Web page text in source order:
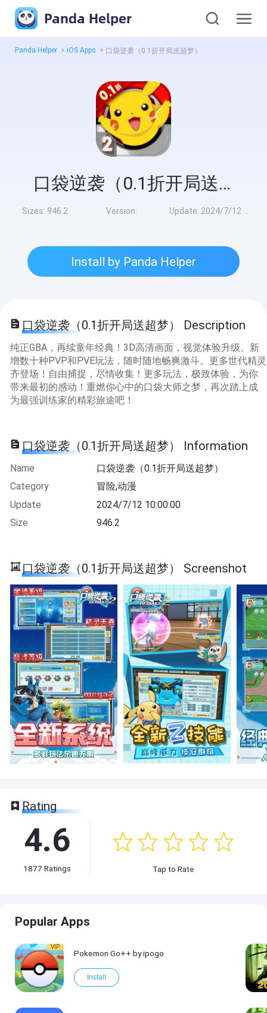
Panda Helper
Panda Helper > iOS Apps > 口袋逆袭（0.1折开局送超梦）
口袋逆袭（0.1折开局送超梦）
Sizes: 946.2 Version: Update: 2024/7/12 10:00:00
Install by Panda Helper
口袋逆袭（0.1折开局送超梦） Description
纯正GBA，再续童年经典！3D高清画面，视觉体验升级。新
增数十种PVP和PVE玩法，随时随地畅爽激斗。更多世代精灵
齐登场！自由捕捉，尽情收集！更多玩法，极致体验，为你
带来最初的感动！重燃你心中的口袋大师之梦，再次踏上成
为最强训练家的精彩旅途吧！
口袋逆袭（0.1折开局送超梦） Information
Name
口袋逆袭（0.1折开局送超梦）
Category
冒险,动漫
Update
2024/7/12 10:00:00
Size
946.2
口袋逆袭（0.1折开局送超梦） Screenshot
Rating
4.6
1877 Ratings Tap to Rate
Popular Apps
VIP
Pokemon Go++ by ipogo
Install